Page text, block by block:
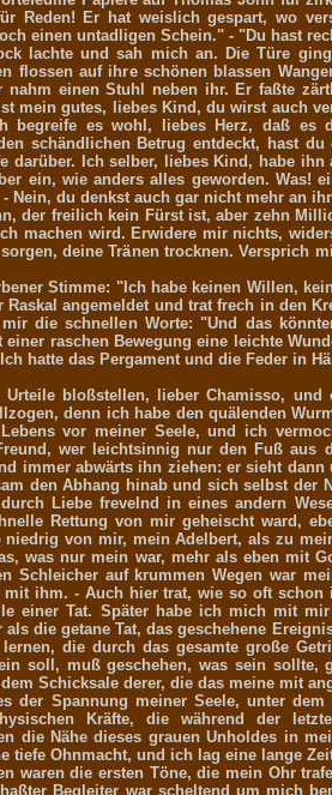
Reden! Er hat weislich gespart, wo
einen untadligen Schein." - "Du hast
lachte und sah mich an. Die Türe
flossen auf ihre schönen blassen
nahm einen Stuhl neben ihr. Er faßte
mein gutes, liebes Kind, du wirst auch
begreife es wohl, liebes Herz, daß es
schändlichen Betrug entdeckt, hast
darüber. Ich selber, liebes Kind, habe
ein, wie anders alles geworden. Was!
Nein, du denkst auch gar nicht mehr an
der freilich kein Fürst ist, aber zehn
machen wird. Erwidere mir nichts,
deine Tränen trocknen. Versprich
Stimme: "Ich habe keinen Willen,
angemeldet und trat frech in den
die schnellen Worte: "Und das
raschen Bewegung eine leichte
hatte das Pergament und die Feder in
Urteile bloßstellen, lieber Chamisso,
denn ich habe den quälenden
vor meiner Seele, und ich
wer leichtsinnig nur den Fuß aus
immer abwärts ihn ziehen: er sieht
den Abhang hinab und sich selbst der
Liebe frevelnd in eines andern
Rettung von mir geheischt ward,
von mir, mein Adelbert, als zu
was nur mein war, mehr als eben mit
Schleicher auf krummen Wegen war
mit ihm. - Auch hier trat, wie so oft
einer Tat. Später habe ich mich mit
als die getane Tat, das geschehene
die durch das gesamte große
soll, muß geschehen, was sein
Schicksale derer, die das meine mit
der Spannung meiner Seele, unter
Kräfte, die während der
die Nähe dieses grauen Unholdes in
tiefe Ohnmacht, und ich lag eine lange
waren die ersten Töne, die mein Ohr
Begleiter war scheltend um mich